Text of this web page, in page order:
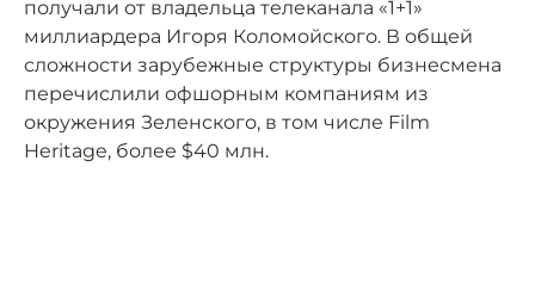
получали от владельца телеканала «1+1»
миллиардера Игоря Коломойского. В общей
сложности зарубежные структуры бизнесмена
перечислили офшорным компаниям из
окружения Зеленского, в том числе Film
Heritage, более $40 млн.